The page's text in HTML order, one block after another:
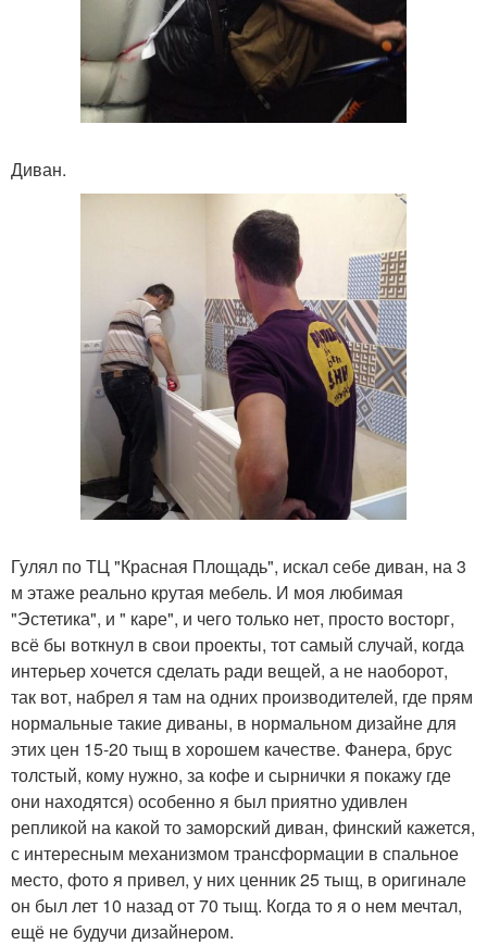
Диван.
Гулял по ТЦ "Красная Площадь", искал себе диван, на 3
м этаже реально крутая мебель. И моя любимая
"Эстетика", и " каре", и чего только нет, просто восторг,
всё бы воткнул в свои проекты, тот самый случай, когда
интерьер хочется сделать ради вещей, а не наоборот,
так вот, набрел я там на одних производителей, где прям
нормальные такие диваны, в нормальном дизайне для
этих цен 15-20 тыщ в хорошем качестве. Фанера, брус
толстый, кому нужно, за кофе и сырнички я покажу где
они находятся) особенно я был приятно удивлен
репликой на какой то заморский диван, финский кажется,
с интересным механизмом трансформации в спальное
место, фото я привел, у них ценник 25 тыщ, в оригинале
он был лет 10 назад от 70 тыщ. Когда то я о нем мечтал,
ещё не будучи дизайнером.